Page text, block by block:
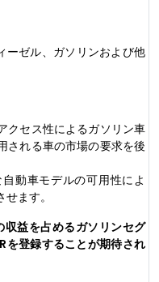
ーゼル、ガソリンおよび他
クセス性によるガソリン車
される車の市場の要求を後
動車モデルの可用性によ
ます。
益を占めるガソリンセグ
を登録することが期待され